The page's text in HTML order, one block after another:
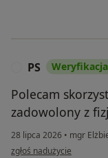
PS
Polecam
zadowolony z
28 lipca 2026 • mgr
w opinii użytkownika PS
zgłoś nadużycie